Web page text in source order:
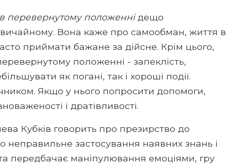
в перевернутому положеннідещо
звичайному. Вона каже про самообман, життя в
приймати бажане за дійсне. Крім цього,
положенні - запеклість,
як погані, так і хороші події.
Якщо у нього попросити допомоги,
і дратівливості.
Кубків говорить про презирство до
неправильне застосування наявних знань і
передбачає маніпулювання емоціями, гру